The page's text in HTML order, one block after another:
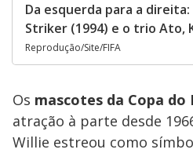
Da esquerda para a
Striker (1994) e o trio Ato,
Reprodução/Site/FIFA
Os mascotes da Copa do
atração à parte desde
Willie estreou como